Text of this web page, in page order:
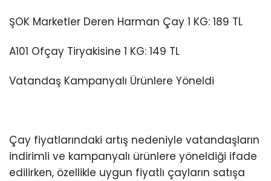
ŞOK Marketler Deren Harman Çay 1 KG: 189 TL
A101 Ofçay Tiryakisine 1 KG: 149 TL
Vatandaş Kampanyalı Ürünlere Yöneldi
Çay fiyatlarındaki artış nedeniyle vatandaşların
indirimli ve kampanyalı ürünlere yöneldiği ifade
edilirken, özellikle uygun fiyatlı çayların satışa